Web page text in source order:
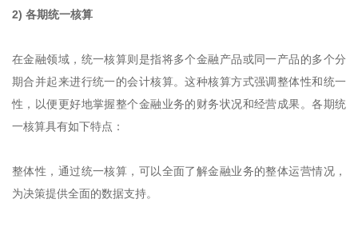
2) 各期统一核算
在金融领域，统一核算则是指将多个金融产品或同一产品的多个分
期合并起来进行统一的会计核算。这种核算方式强调整体性和统一
性，以便更好地掌握整个金融业务的财务状况和经营成果。各期统
一核算具有如下特点：
整体性，通过统一核算，可以全面了解金融业务的整体运营情况，
为决策提供全面的数据支持。